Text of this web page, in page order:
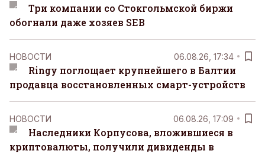
Три компании со Стокгольмской биржи
обогнали даже хозяев SEB
НОВОСТИ 06.08.26, 17:34
Ringy поглощает крупнейшего в Балтии
продавца восстановленных смарт-устройств
НОВОСТИ 06.08.26, 17:09
Наследники Корпусова, вложившиеся в
криптовалюты, получили дивиденды в